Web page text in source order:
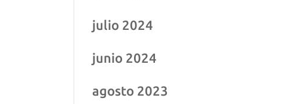
julio 2024
junio 2024
agosto 2023